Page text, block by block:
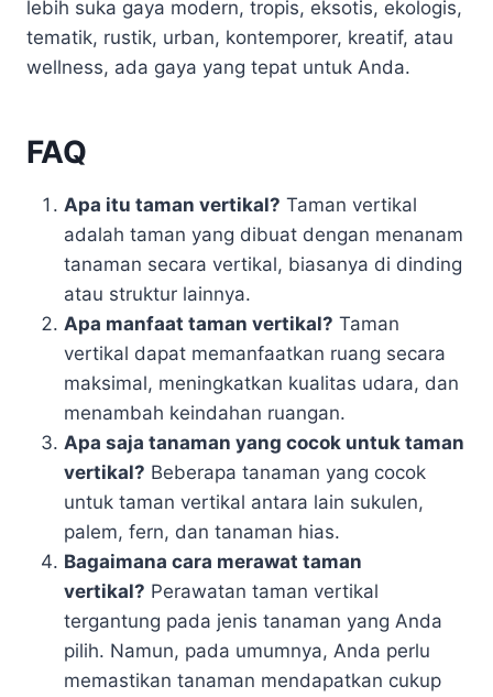
lebih suka gaya modern, tropis, eksotis, ekologis,
tematik, rustik, urban, kontemporer, kreatif, atau
wellness, ada gaya yang tepat untuk Anda.
FAQ
Apa itu taman vertikal? Taman vertikal
adalah taman yang dibuat dengan menanam
tanaman secara vertikal, biasanya di dinding
atau struktur lainnya.
Apa manfaat taman vertikal? Taman
vertikal dapat memanfaatkan ruang secara
maksimal, meningkatkan kualitas udara, dan
menambah keindahan ruangan.
Apa saja tanaman yang cocok untuk taman
vertikal? Beberapa tanaman yang cocok
untuk taman vertikal antara lain sukulen,
palem, fern, dan tanaman hias.
Bagaimana cara merawat taman
vertikal? Perawatan taman vertikal
tergantung pada jenis tanaman yang Anda
pilih. Namun, pada umumnya, Anda perlu
memastikan tanaman mendapatkan cukup